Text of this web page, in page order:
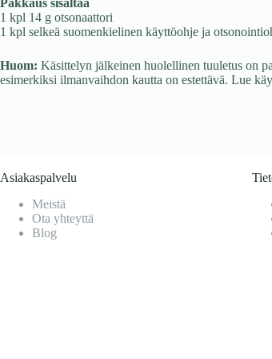
Pakkaus sisältää
1 kpl 14 g otsonaattori
1 kpl selkeä suomenkielinen käyttöohje ja
Huom: Käsittelyn jälkeinen huolellinen tuuletus on
esimerkiksi ilmanvaihdon kautta on estettävä. Lue
Asiakaspalvelu
Meistä
Ota yhteyttä
Blog